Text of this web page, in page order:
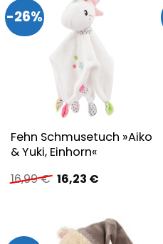
-26%
Fehn Schmusetuch »Aiko
& Yuki, Einhorn«
16,99€ Ursprünglicher
Preis
16,23 €Aktueller